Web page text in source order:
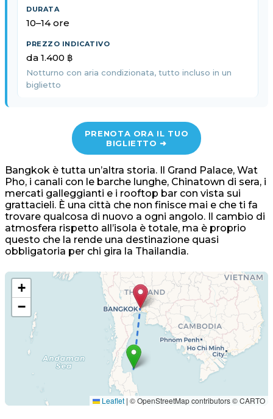
10–14 ore
da 1.400 ฿
Notturno con aria condizionata, tutto incluso in un
biglietto
PRENOTA ORA IL TUO
BIGLIETTO ➜
Bangkok è tutta un’altra storia. Il Grand Palace, Wat
Pho, i canali con le barche lunghe, Chinatown di sera, i
mercati galleggianti e i rooftop bar con vista sui
grattacieli. È una città che non finisce mai e che ti fa
trovare qualcosa di nuovo a ogni angolo. Il cambio di
atmosfera rispetto all’isola è totale, ma è proprio
questo che la rende una destinazione quasi
obbligatoria per chi gira la Thailandia.
+
−
Leaflet | © OpenStreetMap contributors © CARTO